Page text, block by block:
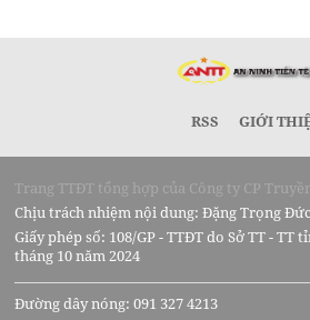
RSS GIỚI
Trang TTĐT tổng hợp của Công ty CP
Chịu trách nhiệm nội dung: Đặng Trọng Đức
Giấy phép số: 108/GP - TTĐT do Sở TT - TT
tháng 10 năm 2024
Đường dây nóng: 091 327 4213